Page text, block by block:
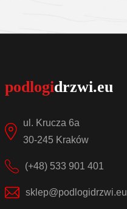
ul. Krucza 6a
30-245 Kraków
(+48) 533 901 401
sklep@podlogidrzwi.eu